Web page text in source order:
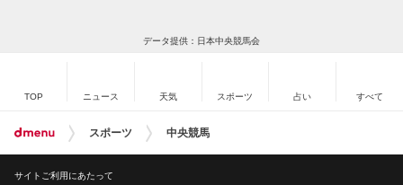
データ提供：日本中央競馬会
TOP ニュース 天気 スポーツ 占い すべて
スポーツ 中央競馬
サイトご利用にあたって